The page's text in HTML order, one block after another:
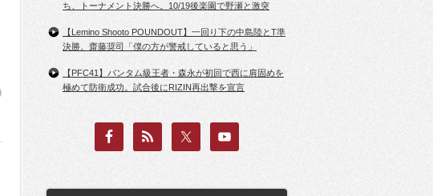
ち、トーナメント決勝へ。10/19後楽園で野瀬と激突
【Lemino Shooto POUNDOUT】一回り下の中島陸とT準
決勝。齋藤奨司「僕の方が警戒していると思う」
【PFC41】バンタム級王者・森永が初回で西に肩固めを
極めて防衛成功。試合後にRIZIN再出撃を宣言